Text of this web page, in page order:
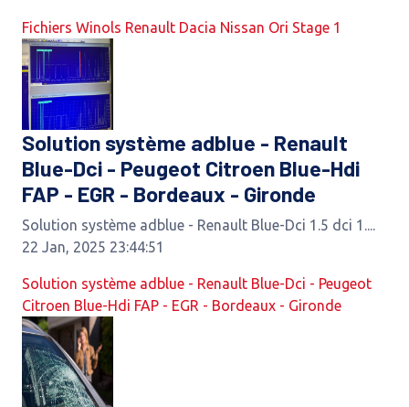
Fichiers Winols Renault Dacia Nissan Ori Stage 1
Solution système adblue - Renault
Blue-Dci - Peugeot Citroen Blue-Hdi
FAP - EGR - Bordeaux - Gironde
Solution système adblue - Renault Blue-Dci 1.5 dci 1....
22 Jan, 2025 23:44:51
Solution système adblue - Renault Blue-Dci - Peugeot
Citroen Blue-Hdi FAP - EGR - Bordeaux - Gironde